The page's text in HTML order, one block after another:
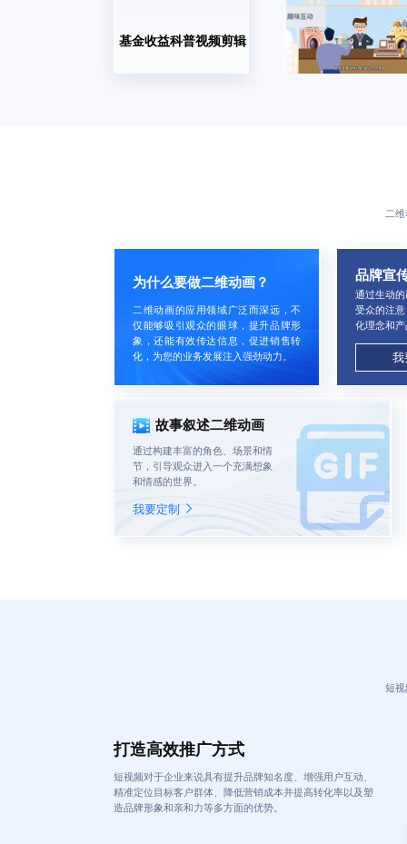
基金收益科普视频剪辑
二
为什么要做二维动画？
二维动画的应用领域广泛而深远，不
仅能够吸引观众的眼球，提升品牌形
象，还能有效传达信息，促进销售转
化，为您的业务发展注入强劲动力。
品牌宣
通过生动
受众的注
化理念和
我
故事叙述二维动画
通过构建丰富的角色、场景和情
节，引导观众进入一个充满想象
和情感的世界。
我要定制
短视
打造高效推广方式
短视频对于企业来说具有提升品牌知名度、增强用户互动、
精准定位目标客户群体、降低营销成本并提高转化率以及塑
造品牌形象和亲和力等多方面的优势。